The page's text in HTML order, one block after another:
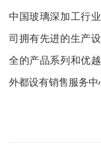
中国玻璃深加工行
司拥有先进的生产
全的产品系列和优
外都设有销售服务中